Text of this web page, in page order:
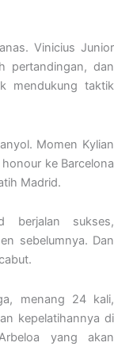
Vinicius Junior
pertandingan, dan
mendukung taktik
Momen Kylian
ke Barcelona
Madrid.
berjalan sukses,
sebelumnya. Dan
menang 24 kali,
kepelatihannya di
yang akan